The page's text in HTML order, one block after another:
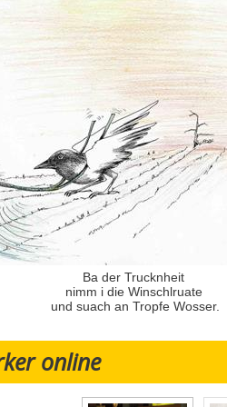
Ba der Trucknheit
nimm i die Winschlruate
und suach an Tropfe Wosser.
online